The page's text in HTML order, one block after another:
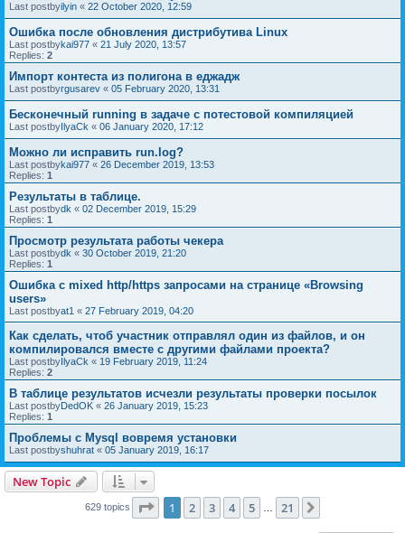
Last postbyilyin « 22 October 2020, 12:59
Ошибка после обновления дистрибутива Linux
Last postbykai977 « 21 July 2020, 13:57
Replies: 2
Импорт контеста из полигона в еджадж
Last postbyrgusarev « 05 February 2020, 13:31
Бесконечный running в задаче с потестовой компиляцией
Last postbyIlyaCk « 06 January 2020, 17:12
Можно ли исправить run.log?
Last postbykai977 « 26 December 2019, 13:53
Replies: 1
Результаты в таблице.
Last postbydk « 02 December 2019, 15:29
Replies: 1
Просмотр результата работы чекера
Last postbydk « 30 October 2019, 21:20
Replies: 1
Ошибка с mixed http/https запросами на странице «Browsing
users»
Last postbyat1 « 27 February 2019, 04:20
Как сделать, чтоб участник отправлял один из файлов, и он
компилировался вместе с другими файлами проекта?
Last postbyIlyaCk « 19 February 2019, 11:24
Replies: 2
В таблице результатов исчезли результаты проверки посылок
Last postbyDedOK « 26 January 2019, 15:23
Replies: 1
Проблемы с Mysql вовремя установки
Last postbyshuhrat « 05 January 2019, 16:17
New Topic
629 topics Page 1of 21
1 2 3 4 5 21